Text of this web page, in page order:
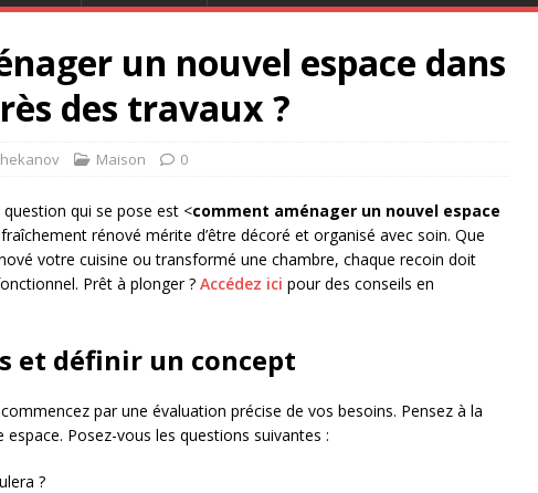
un nouvel espace dans
des travaux ?
Maison 0
qui se pose est <comment aménager un nouvel espace
rénové mérite d’être décoré et organisé avec soin. Que
votre cuisine ou transformé une chambre, chaque recoin doit
Prêt à plonger ? Accédez ici pour des conseils en
et définir un concept
par une évaluation précise de vos besoins. Pensez à la
Posez-vous les questions suivantes :
?